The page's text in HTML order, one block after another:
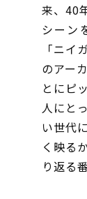
来、40
シーン
「ニイ
のアー
とにピ
人にと
い世代
く映る
り返る